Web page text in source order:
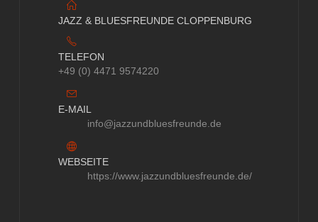
JAZZ & BLUESFREUNDE CLOPPENBURG
TELEFON
+49 (0) 4471 9574220
E-MAIL
info@jazzundbluesfreunde.de
WEBSEITE
https://www.jazzundbluesfreunde.de/